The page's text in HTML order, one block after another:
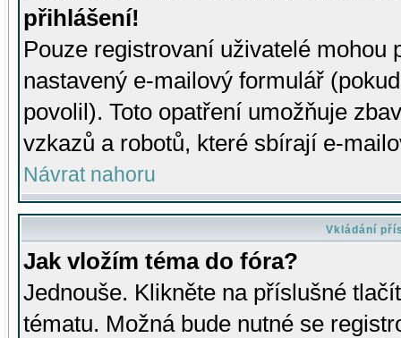
přihlášení!
Pouze registrovaní uživatelé mohou
nastavený e-mailový formulář
povolil). Toto opatření umožňuje
vzkazů a robotů, které sbírají e-
Návrat nahoru
Vkládání
Jak vložím téma do fóra?
Jednouše. Klikněte na příslušné
tématu. Možná bude nutné se